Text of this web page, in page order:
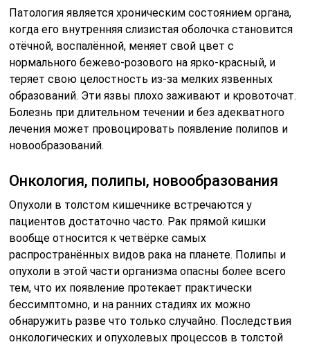
Патология является хроническим состоянием органа,
когда его внутренняя слизистая оболочка становится
отёчной, воспалённой, меняет свой цвет с
нормального бежево-розового на ярко-красный, и
теряет свою целостность из-за мелких язвенных
образований. Эти язвы плохо заживают и кровоточат.
Болезнь при длительном течении и без адекватного
лечения может провоцировать появление полипов и
новообразований.
Онкология, полипы, новообразования
Опухоли в толстом кишечнике встречаются у
пациентов достаточно часто. Рак прямой кишки
вообще относится к четвёрке самых
распространённых видов рака на планете. Полипы и
опухоли в этой части организма опасны более всего
тем, что их появление протекает практически
бессимптомно, и на ранних стадиях их можно
обнаружить разве что только случайно. Последствия
онкологических и опухолевых процессов в толстой